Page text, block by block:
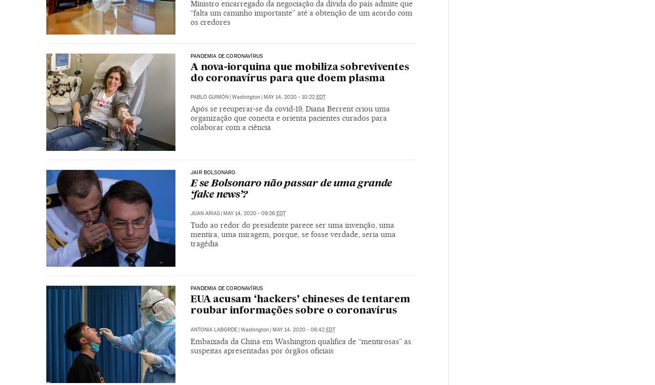
Ministro encarregado da negociação da dívida do país admite que
“falta um caminho importante” até a obtenção de um acordo com
os credores
PANDEMIA DE CORONAVÍRUS
A nova-iorquina que mobiliza sobreviventes
do coronavírus para que doem plasma
PABLO GUIMÓN Washington MAY 14, 2020 - 10:22 EDT
Após se recuperar-se da covid-19, Diana Berrent criou uma
organização que conecta e orienta pacientes curados para
colaborar com a ciência
JAIR BOLSONARO
E se Bolsonaro não passar de uma grande
‘fake news’?
JUAN ARIAS | MAY 14, 2020 - 09:26 EDT
Tudo ao redor do presidente parece ser uma invenção, uma
mentira, uma miragem, porque, se fosse verdade, seria uma
tragédia
PANDEMIA DE CORONAVÍRUS
EUA acusam ‘hackers’ chineses de tentarem
roubar informações sobre o coronavírus
ANTONIA LABORDE | Washington | MAY 14, 2020 - 08:42 EDT
Embaixada da China em Washington qualifica de “mentirosas” as
suspeitas apresentadas por órgãos oficiais